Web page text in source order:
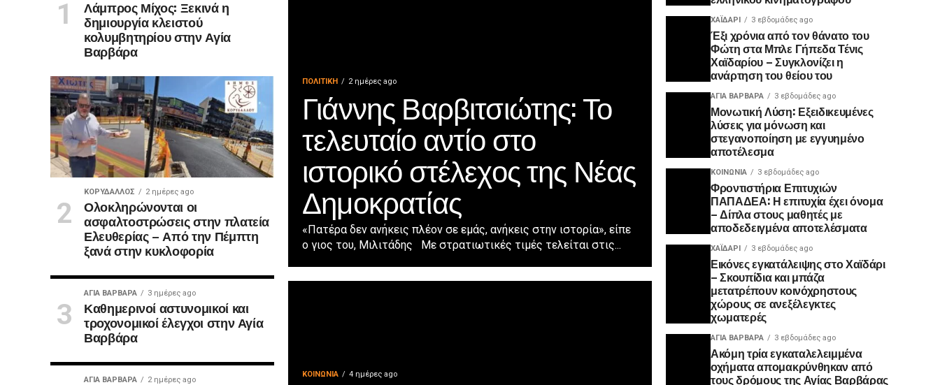
ΠΟΛΙΤΙΚΉ 2 ημέρες ago
Γιάννης Βαρβιτσιώτης: Το
τελευταίο αντίο στο
ιστορικό στέλεχος της Νέας
Δημοκρατίας
«Πατέρα δεν ανήκεις πλέον σε εμάς, ανήκεις στην ιστορία», είπε
ο γιος του, Μιλιτάδης Με στρατιωτικές τιμές τελείται στις...
ΚΟΙΝΩΝΊΑ 4 ημέρες ago
Λάμπρος Μίχος: Ξεκινά η
δημιουργία κλειστού
κολυμβητηρίου στην Αγία
Βαρβάρα
ΚΟΡΥΔΑΛΛΟΣ 2 ημέρες ago
Ολοκληρώνονται οι
ασφαλτοστρώσεις στην πλατεία
Ελευθερίας – Από την Πέμπτη
ξανά στην κυκλοφορία
ΑΓΙΑ ΒΑΡΒΑΡΑ 3 ημέρες ago
Καθημερινοί αστυνομικοί και
τροχονομικοί έλεγχοι στην Αγία
Βαρβάρα
ΑΓΙΑ ΒΑΡΒΑΡΑ 2 ημέρες ago
ΧΑΪΔΑΡΙ 3 εβδομάδες ago
Έξι χρόνια από τον θάνατο του
Φώτη στα Μπλε Γήπεδα Τένις
Χαϊδαρίου – Συγκλονίζει η
ανάρτηση του θείου του
ΑΓΙΑ ΒΑΡΒΑΡΑ 3 εβδομάδες ago
Μονωτική Λύση: Εξειδικευμένες
λύσεις για μόνωση και
στεγανοποίηση με εγγυημένο
αποτέλεσμα
ΚΟΙΝΩΝΊΑ 3 εβδομάδες ago
Φροντιστήρια Επιτυχιών
ΠΑΠΑΔΕΑ: Η επιτυχία έχει όνομα
– Δίπλα στους μαθητές με
αποδεδειγμένα αποτελέσματα
ΧΑΪΔΑΡΙ 3 εβδομάδες ago
Εικόνες εγκατάλειψης στο Χαϊδάρι
– Σκουπίδια και μπάζα
μετατρέπουν κοινόχρηστους
χώρους σε ανεξέλεγκτες
χωματερές
ΑΓΙΑ ΒΑΡΒΑΡΑ 3 εβδομάδες ago
Ακόμη τρία εγκαταλελειμμένα
οχήματα απομακρύνθηκαν από
τους δρόμους της Αγίας Βαρβάρας